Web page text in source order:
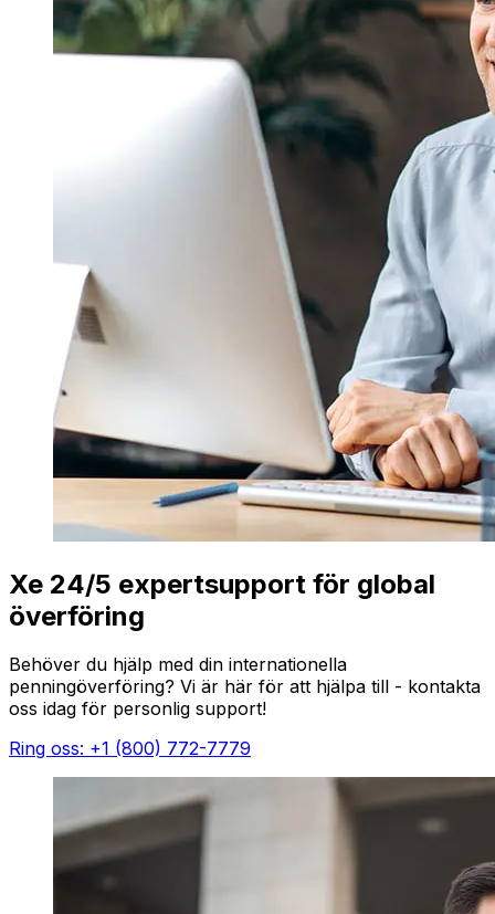
Xe 24/5 expertsupport för global
överföring
Behöver du hjälp med din internationella
penningöverföring? Vi är här för att hjälpa till - kontakta
oss idag för personlig support!
Ring oss: +1 (800) 772-7779